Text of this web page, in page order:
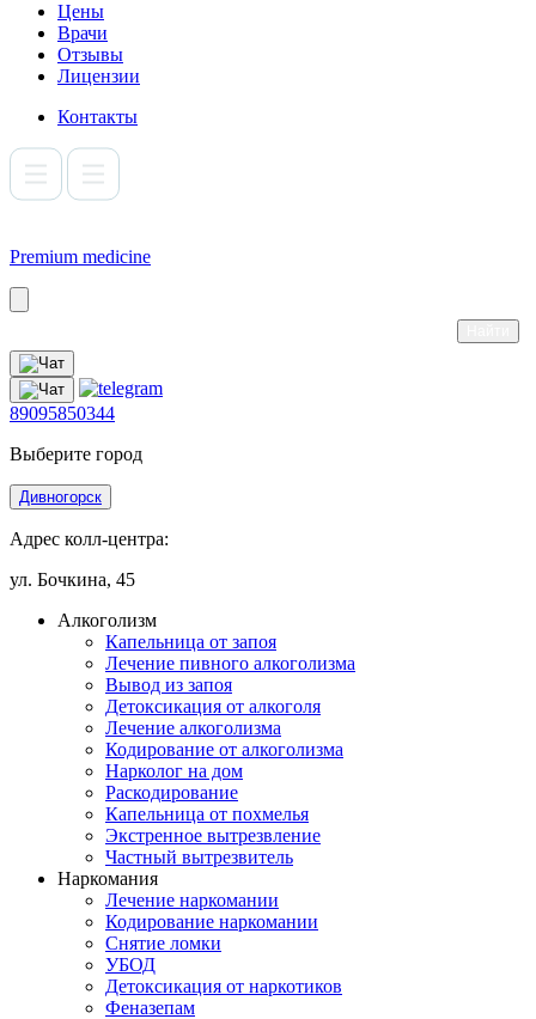
Цены
Врачи
Отзывы
Лицензии
Контакты
Premium medicine
89095850344
Выберите город
Дивногорск
Адрес колл-центра:
ул. Бочкина, 45
Алкоголизм
Капельница от запоя
Лечение пивного алкоголизма
Вывод из запоя
Детоксикация от алкоголя
Лечение алкоголизма
Кодирование от алкоголизма
Нарколог на дом
Раскодирование
Капельница от похмелья
Экстренное вытрезвление
Частный вытрезвитель
Наркомания
Лечение наркомании
Кодирование наркомании
Снятие ломки
УБОД
Детоксикация от наркотиков
Феназепам